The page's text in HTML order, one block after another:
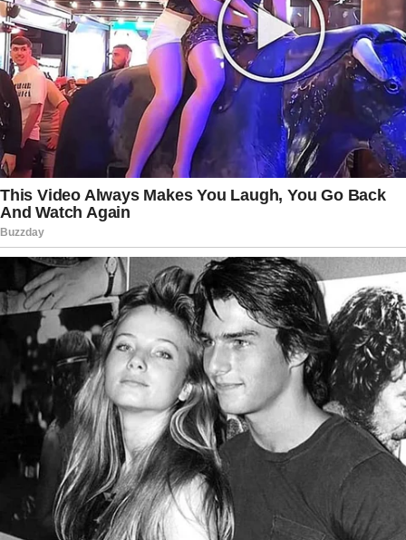
medicina, publicou uma mensagem de
despedida. O CEO da universidade, Carlos
Bernardo, destacou o carinho e a dedicação
demonstrados pela estudante durante sua
convivência acadêmica.
Para familiares e amigos, permanece a
lembrança de uma jovem determinada,
sonhadora e comprometida com o cuidado ao
próximo. Embora sua partida tenha ocorrido de
forma inesperada, o legado de solidariedade
deixado por meio da doação de órgãos continua
inspirando pessoas e oferecendo esperança a
muitas famílias.